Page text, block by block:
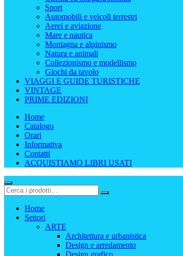
Sport
Automobili e veicoli terrestri
Aerei e aviazione
Mare e nautica
Montagna e alpinismo
Natura e animali
Collezionismo e modellismo
Giochi da tavolo
VIAGGI E GUIDE TURISTICHE
VINTAGE
PRIME EDIZIONI
Home
Catalogo
Orari
Informativa
Contatti
ACQUISTIAMO LIBRI USATI
Home
Settori
ARTE
Architettura e urbanistica
Design e arredamento
Design grafico